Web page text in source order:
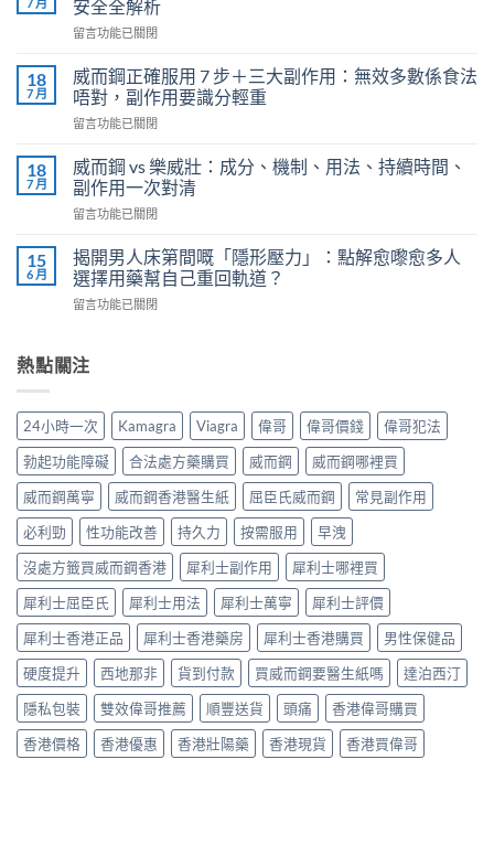
（Priligy）
正
用
法
全
解
泌
尿
醫
教
你
安
效
改
早
洩〉
中
安全全解析
在
鍵
時
刻
不
軟
掉？
Kamagra
液
威
而
使
得
全
全
解
析〉
中
留言功能已關閉
18
7 月
威而鋼正確服用 7 步＋三大副作用：無效多數係食法
唔對，副作用要識分輕重
在
而
鋼
正
確
用
7
步
＋
副
效
多
數
係
食
唔
對，
副
作
用
要
識
分
輕
重〉
中
留言功能已關閉
18
7 月
威而鋼 vs 樂威壯：成分、機制、用法、持續時間、
副作用一次對清
在
而
鋼
vs
樂
成
制、
用
法、
持
續
時
間、
副
作
用
一
次
對
清〉
中
留言功能已關閉
15
6 月
揭開男人床第間嘅「隱形壓力」：點解愈嚟愈多人
選擇用藥幫自己重回軌道？
在
男
人
第
嘅
「隱
形
壓
力」：
點
解
愈
嚟
愈
多
人
選
擇
用
藥
幫
留言功能已關閉
熱點關注
24小時一次 Kamagra Viagra 偉哥 偉哥價錢
偉哥犯法
勃起功能障礙
合法處方藥購買 威而鋼
威而鋼哪裡買
威而鋼萬寧
威而鋼香港醫生紙 屈臣氏威而鋼
常見副作用
必利勁
性功能改善 持久力 按需服用
早洩
沒處方籤買威而鋼香港
犀利士副作用
犀利士哪裡買
犀利士屈臣氏
犀利士用法 犀利士萬寧
犀利士評價
犀利士香港正品
犀利士香港藥房 犀利士香港購買
男性保健品
硬度提升
西地那非 貨到付款 買威而鋼要醫生紙嗎
達泊西汀
隱私包裝
雙效偉哥推薦 順豐送貨 頭痛
香港偉哥購買
香港價格
香港優惠 香港壯陽藥 香港現貨 香港買偉哥